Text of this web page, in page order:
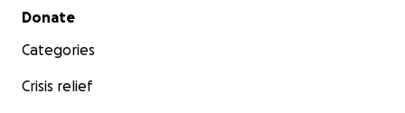
Secondary menu
Donate
Categories
Crisis relief